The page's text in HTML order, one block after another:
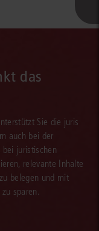
das
Sie die juris
auch bei der
bei juristischen
relevante Inhalte
belegen und mit
sparen.